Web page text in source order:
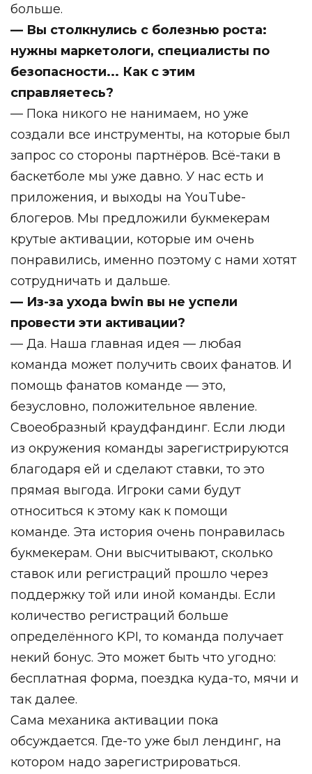
больше.
— Вы столкнулись с болезнью роста:
нужны маркетологи, специалисты по
безопасности... Как с этим
справляетесь?
— Пока никого не нанимаем, но уже
создали все инструменты, на которые был
запрос со стороны партнёров. Всё-таки в
баскетболе мы уже давно. У нас есть и
приложения, и выходы на YouTube-
блогеров. Мы предложили букмекерам
крутые активации, которые им очень
понравились, именно поэтому с нами хотят
сотрудничать и дальше.
— Из-за ухода bwin вы не успели
провести эти активации?
— Да. Наша главная идея — любая
команда может получить своих фанатов. И
помощь фанатов команде — это,
безусловно, положительное явление.
Своеобразный краудфандинг. Если люди
из окружения команды зарегистрируются
благодаря ей и сделают ставки, то это
прямая выгода. Игроки сами будут
относиться к этому как к помощи
команде. Эта история очень понравилась
букмекерам. Они высчитывают, сколько
ставок или регистраций прошло через
поддержку той или иной команды. Если
количество регистраций больше
определённого KPI, то команда получает
некий бонус. Это может быть что угодно:
бесплатная форма, поездка куда-то, мячи и
так далее.
Сама механика активации пока
обсуждается. Где-то уже был лендинг, на
котором надо зарегистрироваться.